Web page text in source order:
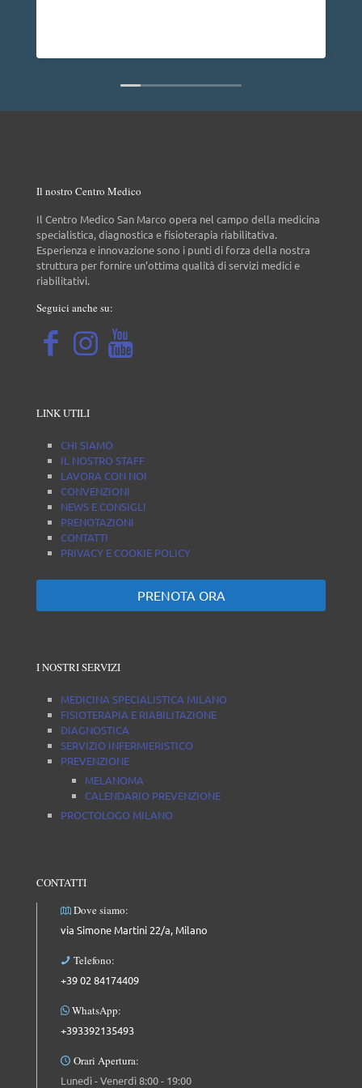
Il nostro Centro Medico
Il Centro Medico San Marco opera nel campo della medicina
specialistica, diagnostica e fisioterapia riabilitativa.
Esperienza e innovazione sono i punti di forza della nostra
struttura per fornire un’ottima qualità di servizi medici e
riabilitativi.
Seguici anche su:
LINK UTILI
CHI SIAMO
IL NOSTRO STAFF
LAVORA CON NOI
CONVENZIONI
NEWS E CONSIGLI
PRENOTAZIONI
CONTATTI
PRIVACY E COOKIE POLICY
PRENOTA ORA
I NOSTRI SERVIZI
MEDICINA SPECIALISTICA MILANO
FISIOTERAPIA E RIABILITAZIONE
DIAGNOSTICA
SERVIZIO INFERMIERISTICO
PREVENZIONE
MELANOMA
CALENDARIO PREVENZIONE
PROCTOLOGO MILANO
CONTATTI
Dove siamo:
via Simone Martini 22/a, Milano
Telefono:
+39 02 84174409
WhatsApp:
+393392135493
Orari Apertura:
Lunedì - Venerdì 8:00 - 19:00